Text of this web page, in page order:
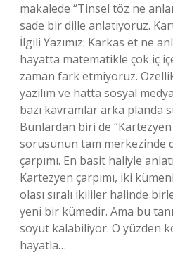
makalede “Tinsel töz ne
sade bir dille anlatıyoruz.
İlgili Yazımız: Karkas et ne
hayatta matematikle çok iç
zaman fark etmiyoruz.
yazılım ve hatta sosyal
bazı kavramlar arka planda
Bunlardan biri de “Kartezyen
sorusunun tam merkezinde
çarpımı. En basit haliyle
Kartezyen çarpımı, iki
olası sıralı ikililer halinde
yeni bir kümedir. Ama bu
soyut kalabiliyor. O yüzden
hayatla…